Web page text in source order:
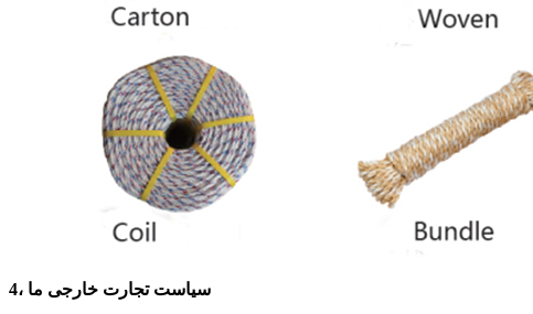
4، سیاست تجارت خارجی ما